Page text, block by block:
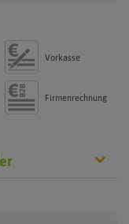
Vorkasse
Firmenrechnung